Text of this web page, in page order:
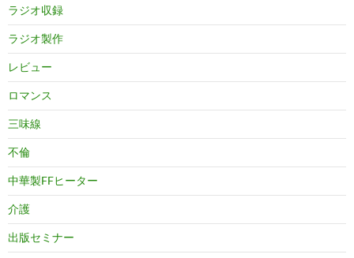
ラジオ収録
ラジオ製作
レビュー
ロマンス
三味線
不倫
中華製FFヒーター
介護
出版セミナー